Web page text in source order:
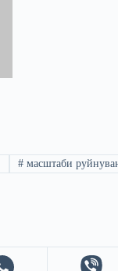
# масштаби